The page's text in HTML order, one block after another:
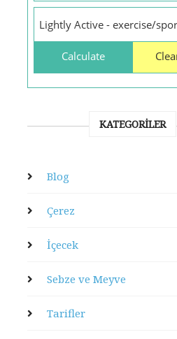
KATEGORILER
Blog
Çerez
İçecek
Sebze ve Meyve
Tarifler